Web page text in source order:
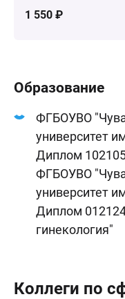
1 550 ₽
Образование
ФГБОУВО
университет
Диплом
ФГБОУВО
университет
Диплом
гинекология"
Коллеги по